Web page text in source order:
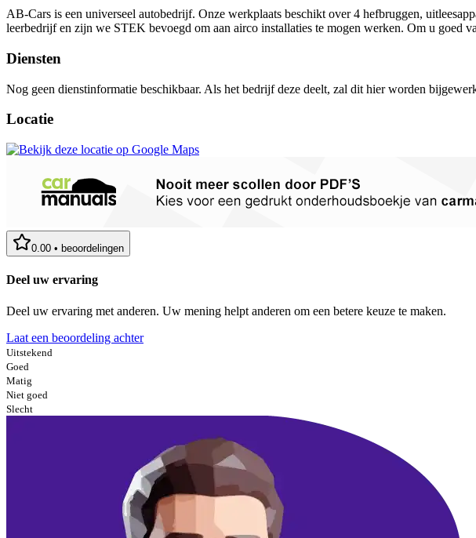
AB-Cars is een universeel autobedrijf. Onze werkplaats beschikt over 4 hefbruggen,
leerbedrijf en zijn we STEK bevoegd om aan airco installaties te mogen werken. Om u goed
Diensten
Nog geen dienstinformatie beschikbaar. Als het bedrijf deze deelt, zal dit hier worden
Locatie
0.00 • beoordelingen
Deel uw ervaring
Deel uw ervaring met anderen. Uw mening helpt anderen om een betere keuze te maken.
Laat een beoordeling achter
Uitstekend
Goed
Matig
Niet goed
Slecht